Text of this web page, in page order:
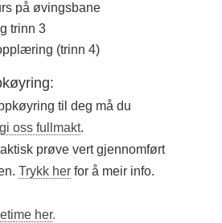
på øvingsbane
trinn 3
(trinn 4)
til deg må du
gi oss fullmakt.
prøve vert gjennomført
Trykk herfor å meir info.
her.